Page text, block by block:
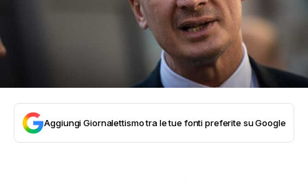
Aggiungi Giornalettismo tra le tue fonti preferite su Google